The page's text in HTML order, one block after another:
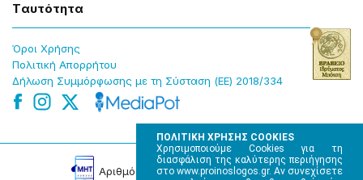
ΠΟΛΙΤΙΚΗ ΧΡΗΣΗΣ COOKIES
Χρησιμοποιούμε Cookies για τη
διασφάλιση της καλύτερης περιήγησης
στο www.proinoslogos.gr. Αν συνεχίσετε
Tαυτότητα
Όροɩ Χρήσης
Πολɩτɩκή Απορρήτου
Δήλωση Συμμόρφωσης με τη Σύσταση (ΕΕ) 2018/334
Αρɩθμός Πɩστοποίησης Μ.Η.Τ. 220242